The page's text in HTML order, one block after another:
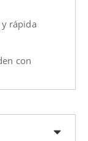
rápida
con